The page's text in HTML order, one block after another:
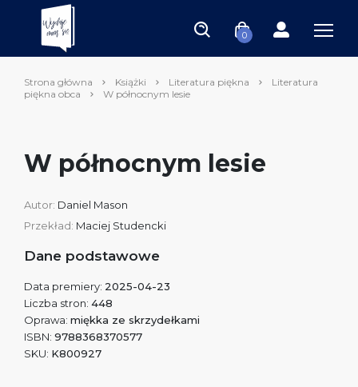
0
Strona główna Książki Literatura piękna
Literatura
piękna obca
W północnym lesie
W północnym lesie
Autor: Daniel Mason
Przekład: Maciej Studencki
Dane podstawowe
Data premiery: 2025-04-23
Liczba stron: 448
Oprawa: miękka ze skrzydełkami
ISBN: 9788368370577
SKU: K800927